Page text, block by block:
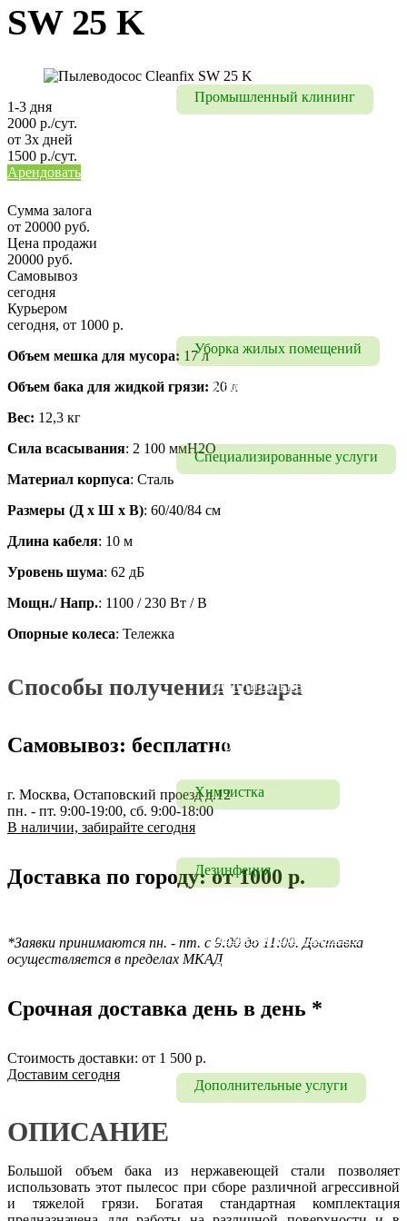
Промышленный клининг
Уборка жилых помещений
Уборка коттеджей, домов
Специализированные услуги
осветительных приборов
Полировка гранита
Химчистка
Дезинфеция
Дезинфекция офисов
Дезинфекция помещений
Дезинфекция от
Дополнительные услуги
SW 25 K
1-3 дня
2000 р./сут.
от 3х дней
1500 р./сут.
Арендовать
Сумма залога
от 20000 руб.
Цена продажи
20000 руб.
Самовывоз
сегодня
Курьером
сегодня, от 1000 р.
Объем мешка для мусора: 17 л
Объем бака для жидкой грязи: 20 л
Вес: 12,3 кг
Сила всасывания: 2 100 ммН2О
Материал корпуса: Сталь
Размеры (Д x Ш x В): 60/40/84 см
Длина кабеля: 10 м
Уровень шума: 62 дБ
Мощн./ Напр.: 1100 / 230 Вт / В
Опорные колеса: Тележка
Способы получения товара
Самовывоз: бесплатно
г. Москва, Остаповский проезд д.12
пн. - пт. 9:00-19:00, сб. 9:00-18:00
В наличии, забирайте сегодня
Доставка по городу: от 1000 р.
*Заявки принимаются пн. - пт. с 9:00 до 11:00. Доставка
осуществляется в пределах МКАД
Срочная доставка день в день *
Стоимость доставки: от 1 500 р.
Доставим сегодня
ОПИСАНИЕ
Большой объем бака из нержавеющей стали позволяет
использовать этот пылесос при сборе различной агрессивной
и тяжелой грязи. Богатая стандартная комплектация